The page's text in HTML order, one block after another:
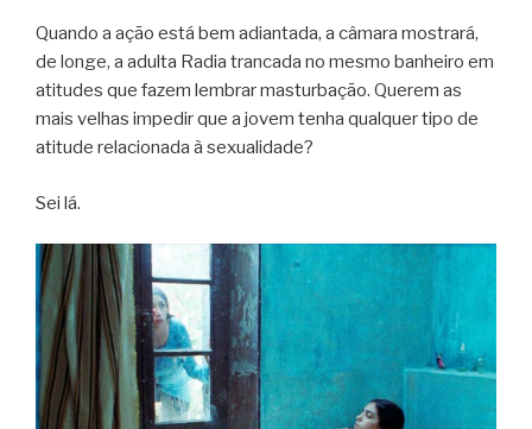
Quando a ação está bem adiantada, a câmara mostrará,
de longe, a adulta Radia trancada no mesmo banheiro em
atitudes que fazem lembrar masturbação. Querem as
mais velhas impedir que a jovem tenha qualquer tipo de
atitude relacionada à sexualidade?
Sei lá.